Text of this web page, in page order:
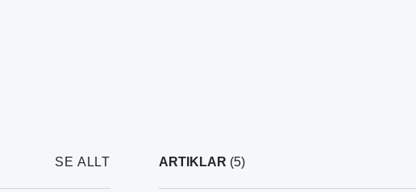
SE ALLT ARTIKLAR (5)